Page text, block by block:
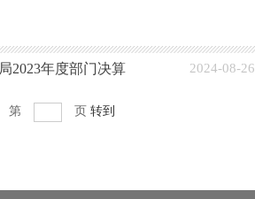
2023年度部门决算 2024-08-26
第 页 转到